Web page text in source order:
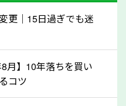
廃車＝買取できない」
買取できます。他社で
く可能性があるので、
」にご相談ください。
更｜15日過ぎでも迷
月】10年落ちを買い
コツ